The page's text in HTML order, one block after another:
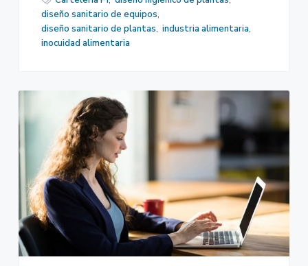
diseño sanitario de equipos,
diseño sanitario de plantas, industria alimentaria,
inocuidad alimentaria